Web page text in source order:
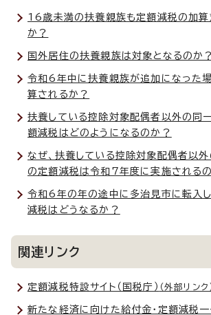
16歳未満の扶養親族も定額減税の加算
か？
国外居住の扶養親族は対象となるのか？
令和6年中に扶養親族が追加になった
算されるか？
扶養している控除対象配偶者以外の同
額減税はどのようになるのか？
なぜ、扶養している控除対象配偶者以
の定額減税は令和7年度に実施される
令和6年の年の途中に多治見市に転入し
減税はどうなるか？
関連リンク
定額減税特設サイト（国税庁） （外部リンク
新たな経済に向けた給付金・定額減税一